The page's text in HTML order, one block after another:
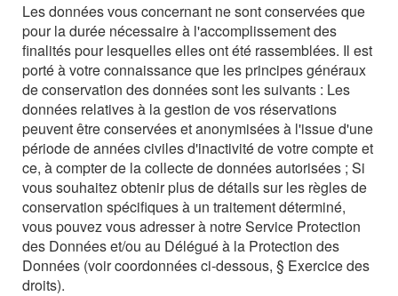
Les données vous concernant ne sont conservées que
pour la durée nécessaire à l'accomplissement des
finalités pour lesquelles elles ont été rassemblées. Il est
porté à votre connaissance que les principes généraux
de conservation des données sont les suivants : Les
données relatives à la gestion de vos réservations
peuvent être conservées et anonymisées à l'issue d'une
période de années civiles d'inactivité de votre compte et
ce, à compter de la collecte de données autorisées ; Si
vous souhaitez obtenir plus de détails sur les règles de
conservation spécifiques à un traitement déterminé,
vous pouvez vous adresser à notre Service Protection
des Données et/ou au Délégué à la Protection des
Données (voir coordonnées ci-dessous, § Exercice des
droits).